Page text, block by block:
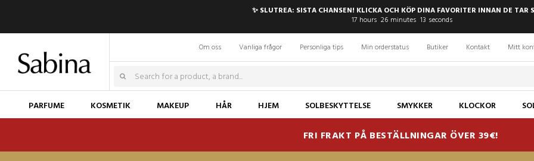
✨ SLUTREA: SISTA CHANSEN! KLICKA OCH KÖP DINA FAVORITER INNAN DE TAR
17 hours 26 minutes 12 seconds
Om oss Vanliga frågor Personliga tips Min orderstatus Butiker Kontakt Mitt
PARFUME KOSMETIK MAKEUP HÅR HJEM SOLBESKYTTELSE SMYKKER KLOCKOR
FRI FRAKT PÅ BESTÄLLNINGAR ÖVER 39€!